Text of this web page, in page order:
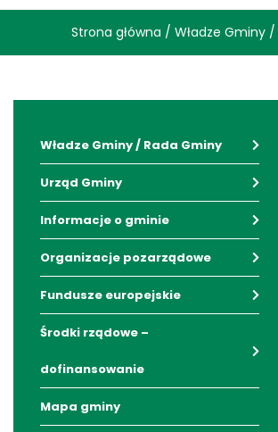
Strona główna / Władze Gminy /
Władze Gminy / Rada Gminy
Urząd Gminy
Informacje o gminie
Organizacje pozarządowe
Fundusze europejskie
Środki rządowe –
dofinansowanie
Mapa gminy